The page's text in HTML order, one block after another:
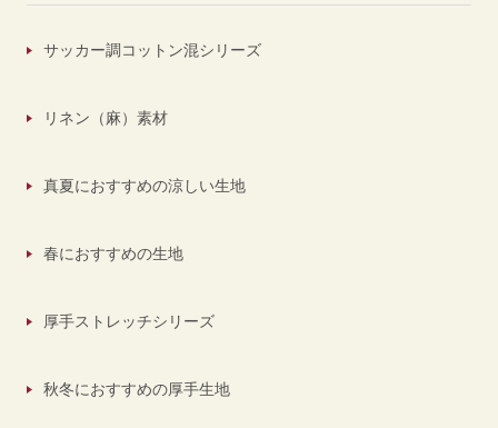
サッカー調コットン混シリーズ
リネン（麻）素材
真夏におすすめの涼しい生地
春におすすめの生地
厚手ストレッチシリーズ
秋冬におすすめの厚手生地